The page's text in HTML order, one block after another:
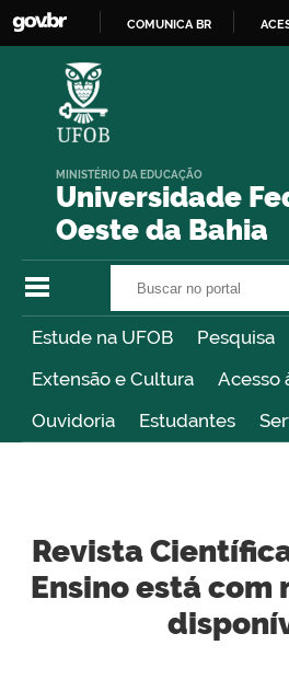
COMUNICA BR
Universidade
Oeste da Bahia
MINISTÉRIO DA EDUCAÇÃO
Estude na UFOB
Pesquisa
Extensão e Cultura
Acesso
Ouvidoria
Estudantes
Revista
Ensino está com